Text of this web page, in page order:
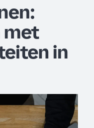
met
in